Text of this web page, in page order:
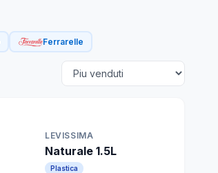
Ferrarelle
LEVISSIMA
Naturale 1.5L
Plastica